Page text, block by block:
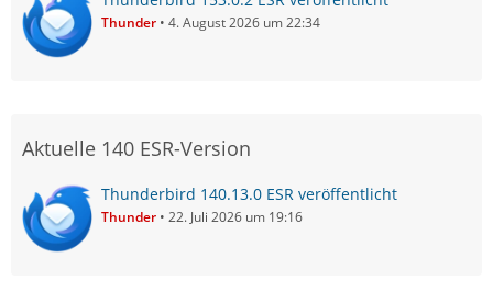
Thunder 4. August 2026 um 22:34
Aktuelle 140 ESR-Version
Thunderbird 140.13.0 ESR veröffentlicht
Thunder 22. Juli 2026 um 19:16